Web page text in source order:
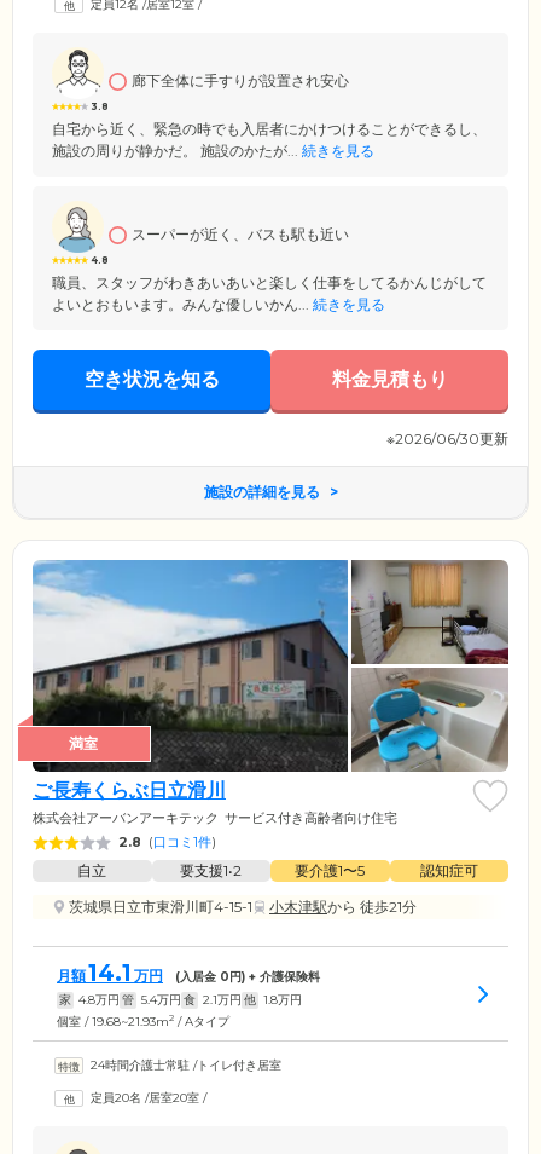
定員12名 /居室12室 /
3.8
廊下全体に手すりが設置され安心
自宅から近く、緊急の時でも入居者にかけつけることができるし、
施設の周りが静かだ。 施設のかたが... 続きを見る
4.8
スーパーが近く、バスも駅も近い
職員、スタッフがわきあいあいと楽しく仕事をしてるかんじがして
よいとおもいます。みんな優しいかん... 続きを見る
空き状況を知る 料金見積もり
※2026/06/30更新
施設の詳細を見る
満室
ご長寿くらぶ日立滑川
株式会社アーバンアーキテック サービス付き高齢者向け住宅
2.8 (口コミ1件)
自立 要支援1•2 要介護1〜5
認知症可
茨城県日立市東滑川町4-15-1
小木津駅から 徒歩21分
月額14.1 万円 (入居金 0円) + 介護保険料
家 4.8万円 管 5.4万円 食 2.1万円 他 1.8万円
個室 / 19.68~21.93m2 / Aタイプ
24時間介護士常駐 /トイレ付き居室
定員20名 /居室20室 /